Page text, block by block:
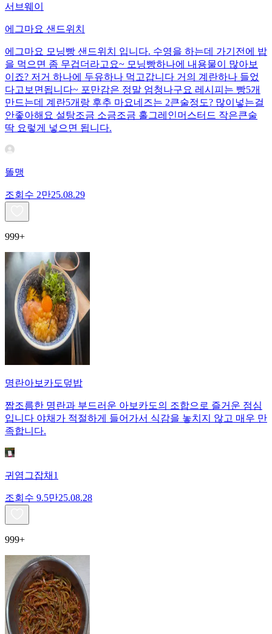
서브웨이
에그마요 샌드위치
에그마요 모닝빵 샌드위치 입니다. 수영을 하는데 가기전에 밥
을 먹으면 좀 무겁더라고요~ 모닝빵하나에 내용물이 많아보
이죠? 저거 하나에 두유하나 먹고갑니다 거의 계란하나 들었
다고보면됩니다~ 포만감은 정말 엄청나구요 레시피는 빵5개
만드는데 계란5개랑 후추 마요네즈는 2큰술정도? 많이넣는걸
안좋아해요 설탕조금 소금조금 홀그레인머스터드 작은큰술
딱 요렇게 넣으면 됩니다.
똘맹
조회수 2만25.08.29
999+
명란아보카도덮밥
짭조름한 명란과 부드러운 아보카도의 조합으로 즐거운 점심
입니다 야채가 적절하게 들어가서 식감을 놓치지 않고 매우 만
족합니다.
귀염그잡채1
조회수 9.5만25.08.28
999+